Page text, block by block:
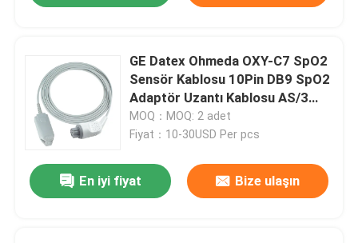
GE Datex Ohmeda OXY-C7 SpO2
Sensör Kablosu 10Pin DB9 SpO2
Adaptör Uzantı Kablosu AS/3
CS/3 Capnomac Ultima Kardiyop
MOQ：MOQ: 2 adet
Fiyat：10-30USD Per pcs
En iyi fiyat Bize ulaşın